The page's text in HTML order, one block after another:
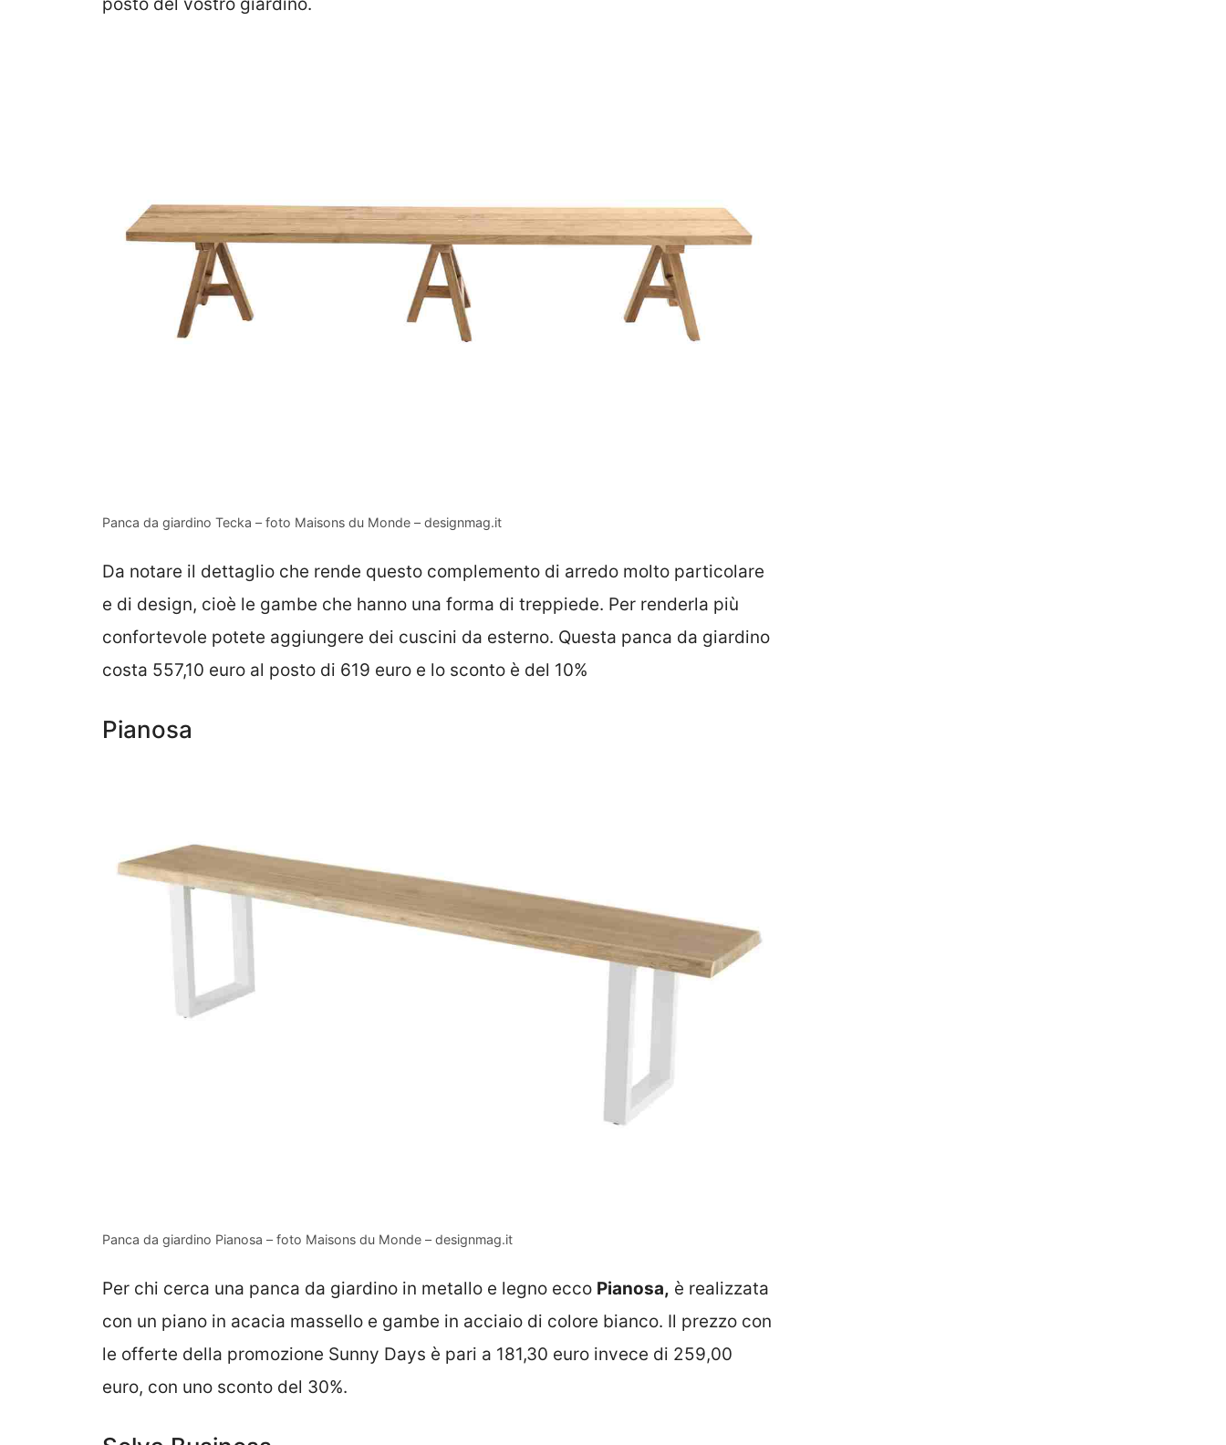
Panca da giardino Tecka – foto Maisons du Monde – designmag.it
Da notare il dettaglio che rende questo complemento di arredo molto particolare
e di design, cioè le gambe che hanno una forma di treppiede. Per renderla più
confortevole potete aggiungere dei cuscini da esterno. Questa panca da giardino
costa 557,10 euro al posto di 619 euro e lo sconto è del 10%
Pianosa
Panca da giardino Pianosa – foto Maisons du Monde – designmag.it
Per chi cerca una panca da giardino in metallo e legno ecco Pianosa, è realizzata
con un piano in acacia massello e gambe in acciaio di colore bianco. Il prezzo con
le offerte della promozione Sunny Days è pari a 181,30 euro invece di 259,00
euro, con uno sconto del 30%.